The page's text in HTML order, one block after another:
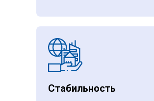
Стабильность